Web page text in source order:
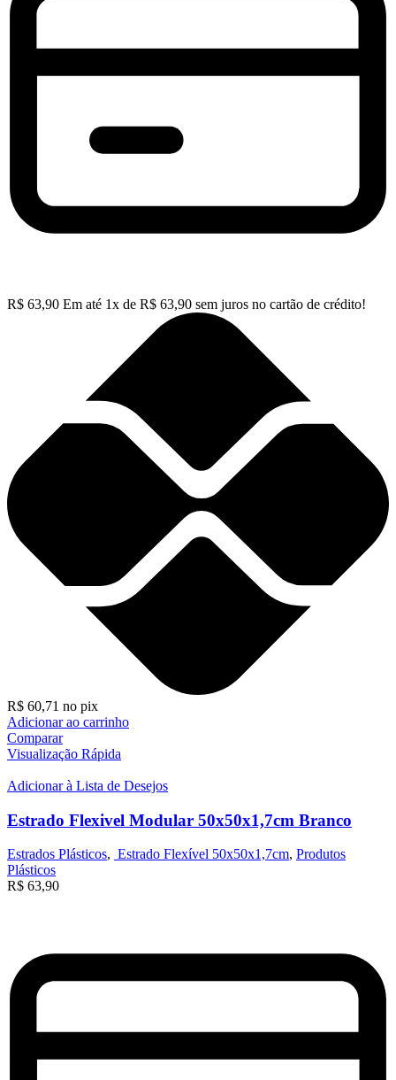
R$ 63,90 Em até 1x de R$ 63,90 sem juros no cartão de crédito!
R$ 60,71 no pix
Adicionar ao carrinho
Comparar
Visualização Rápida
Adicionar à Lista de Desejos
Estrado Flexivel Modular 50x50x1,7cm Branco
Estrados Plásticos, Estrado Flexível 50x50x1,7cm, Produtos
Plásticos
R$ 63,90